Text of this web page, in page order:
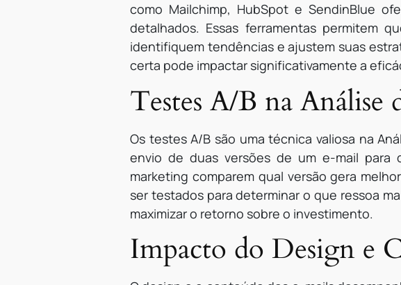
como Mailchimp, HubSpot e SendinBlue
detalhados. Essas ferramentas permitem
identifiquem tendências e ajustem suas
certa pode impactar significativamente a
Testes A/B na Análise
Os testes A/B são uma técnica valiosa na
envio de duas versões de um e-mail para
marketing comparem qual versão gera
ser testados para determinar o que ressoa
maximizar o retorno sobre o investimento.
Impacto do Design e